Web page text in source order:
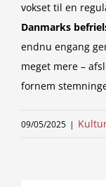
vokset til en
Danmarks
endnu engang
meget mere –
fornem
09/05/2025 |